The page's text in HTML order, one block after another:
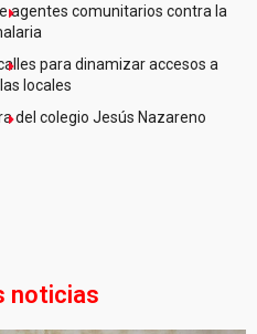
agentes comunitarios contra la
para dinamizar accesos a
locales
del colegio Jesús Nazareno
noticias